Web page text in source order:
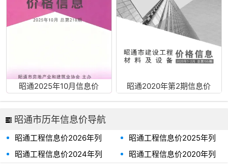
昭通2025年10月信息价 昭通2020年第2期信息价
昭通市历年信息价导航
昭通工程信息价2026年列
表、昭通市2026年信息价
昭通工程信息价2025年列
表、昭通市2025年信息价
昭通工程信息价2024年列
昭通工程信息价2020年列